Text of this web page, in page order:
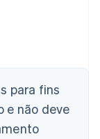
para fins
e não deve